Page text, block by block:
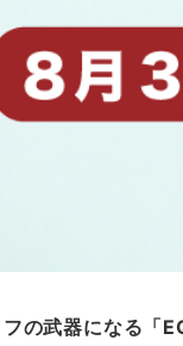
の武器になる「